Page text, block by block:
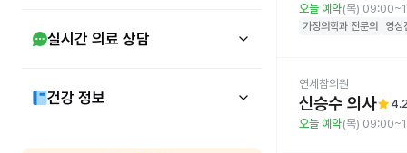
실시간 의료 상담
건강 정보
오늘 예약(목)
가정의학과 전문의 영상
연세참의원
신승수 의사star
오늘 예약(목)